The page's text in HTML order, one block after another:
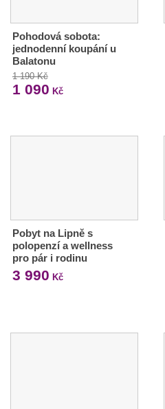
Pohodová sobota:
jednodenní koupání u
Balatonu
1 190 Kč
1 090 Kč
Pobyt na Lipně s
polopenzí a wellness
pro pár i rodinu
3 990 Kč